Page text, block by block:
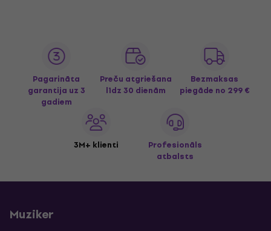
Pagarināta
garantija uz 3
gadiem
Preču atgriešana
līdz 30 dienām
Bezmaksas
piegāde no 299 €
3M+ klienti
Profesionāls
atbalsts
Muziker